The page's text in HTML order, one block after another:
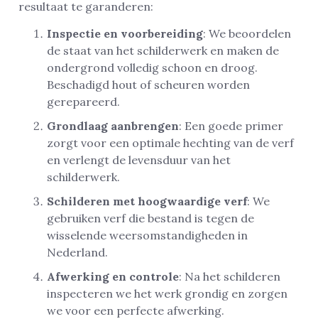
resultaat te garanderen:
Inspectie en voorbereiding: We beoordelen
de staat van het schilderwerk en maken de
ondergrond volledig schoon en droog.
Beschadigd hout of scheuren worden
gerepareerd.
Grondlaag aanbrengen: Een goede primer
zorgt voor een optimale hechting van de verf
en verlengt de levensduur van het
schilderwerk.
Schilderen met hoogwaardige verf: We
gebruiken verf die bestand is tegen de
wisselende weersomstandigheden in
Nederland.
Afwerking en controle: Na het schilderen
inspecteren we het werk grondig en zorgen
we voor een perfecte afwerking.